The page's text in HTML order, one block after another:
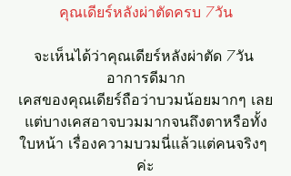
คุณเดียร์หลังผ่าตัดครบ 7วัน
จะเห็นได้ว่าคุณเดียร์หลังผ่าตัด 7วัน
อาการดีมาก
เคสของคุณเดียร์ถือว่าบวมน้อยมากๆ เลย
แต่บางเคสอาจบวมมากจนถึงตาหรือทั้ง
ใบหน้า เรื่องความบวมนี่แล้วแต่คนจริงๆ
ค่ะ